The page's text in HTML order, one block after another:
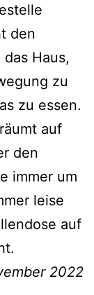
den
Haus,
zu
zu essen.
auf
den
immer um
leise
auf
2022